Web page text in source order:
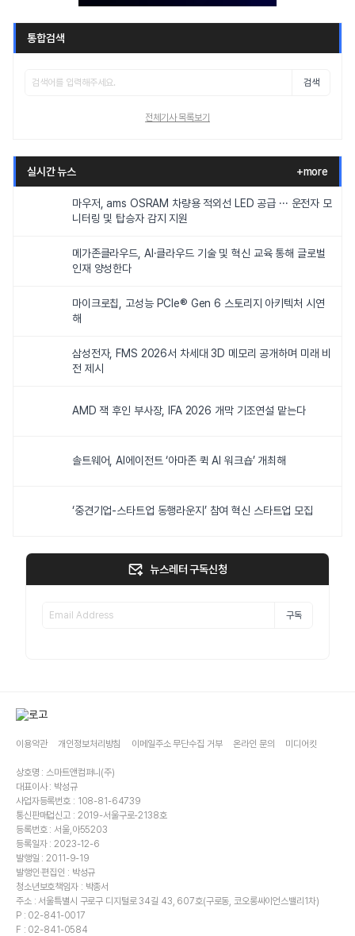
통합검색
검색
전체기사 목록보기
실시간 뉴스 +more
마우저, ams OSRAM 차량용 적외선 LED 공급 ··· 운전자 모
니터링 및 탑승자 감지 지원
메가존클라우드, AI·클라우드 기술 및 혁신 교육 통해 글로벌
인재 양성한다
마이크로칩, 고성능 PCIe® Gen 6 스토리지 아키텍처 시연
해
삼성전자, FMS 2026서 차세대 3D 메모리 공개하며 미래 비
전 제시
AMD 잭 후인 부사장, IFA 2026 개막 기조연설 맡는다
솔트웨어, AI에이전트 ‘아마존 퀵 AI 워크숍’ 개최해
‘중견기업-스타트업 동행라운지’ 참여 혁신 스타트업 모집
뉴스레터 구독신청
구독
이용약관 개인정보처리방침 이메일주소 무단수집 거부 온라인 문의 미디어킷
상호명 : 스마트앤컴퍼니(주)
대표이사 : 박성규
사업자등록번호 : 108-81-64739
통신판매업신고 : 2019-서울구로-2138호
등록번호 : 서울,아55203
등록일자 : 2023-12-6
발행일 : 2011-9-19
발행인·편집인 : 박성규
청소년보호책임자 : 박종서
주소 : 서울특별시 구로구 디지털로 34길 43, 607호(구로동, 코오롱싸이언스밸리1차)
P : 02-841-0017
F : 02-841-0584